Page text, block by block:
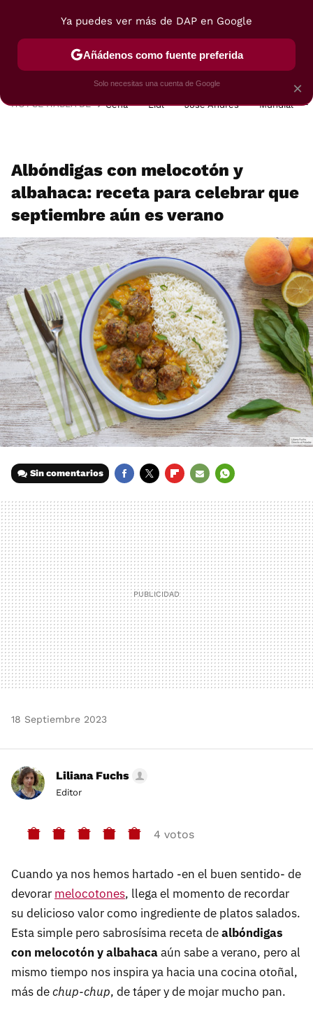
POSTRES VIAJES SELECCIÓN VEGUI
HOY SE HABLA DE Cena Lidl José Andrés Mundial
Albóndigas con melocotón y
albahaca: receta para celebrar que
septiembre aún es verano
Sin comentarios
MAIL
18 Septiembre 2023
Liliana Fuchs
Editor
4 votos
Cuando ya nos hemos hartado -en el buen sentido- de
devorar melocotones, llega el momento de recordar
su delicioso valor como ingrediente de platos salados.
Esta simple pero sabrosísima receta dealbóndigas
con melocotón y albahacaaún sabe a verano, pero al
mismo tiempo nos inspira ya hacia una cocina otoñal,
más dechup-chup, de táper y de mojar mucho pan.
×
Ya puedes ver más de DAP en Google
Añádenos como fuente preferida
Solo necesitas una cuenta de Google